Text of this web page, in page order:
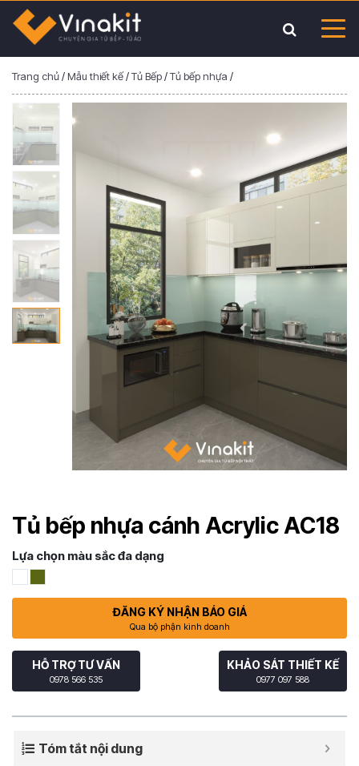
Trang chủ/Mẫu thiết kế/Tủ Bếp/Tủ bếp nhựa /
Tủ bếp nhựa cánh Acrylic AC18
Lựa chọn màu sắc đa dạng
ĐĂNG KÝ NHẬN BÁO GIÁ
Qua bộ phận kinh doanh
HỖ TRỢ TƯ VẤN
0978 566 535
KHẢO SÁT THIẾT KẾ
0977 097 588
Tóm tắt nội dung